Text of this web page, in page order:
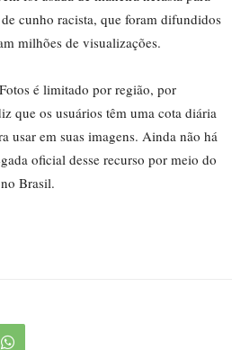
cunho racista, que foram difundidos
milhões de visualizações.
é limitado por região, por
que os usuários têm uma cota diária
usar em suas imagens. Ainda não há
oficial desse recurso por meio do
Brasil.